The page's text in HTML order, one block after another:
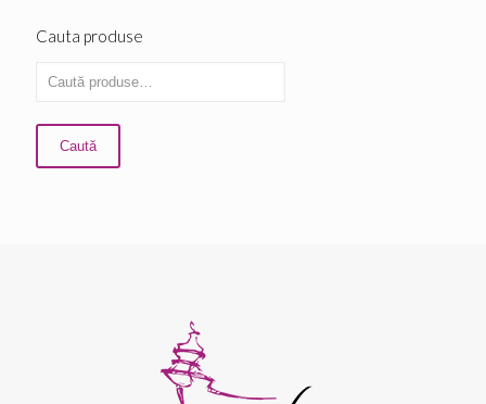
Cauta produse
Caută